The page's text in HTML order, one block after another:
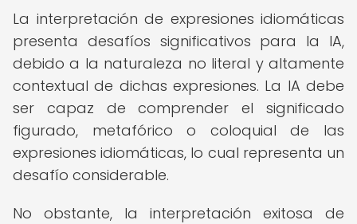
La interpretación de expresiones idiomáticas
presenta desafíos significativos para la IA,
debido a la naturaleza no literal y altamente
contextual de dichas expresiones. La IA debe
ser capaz de comprender el significado
figurado, metafórico o coloquial de las
expresiones idiomáticas, lo cual representa un
desafío considerable.
No obstante, la interpretación exitosa de